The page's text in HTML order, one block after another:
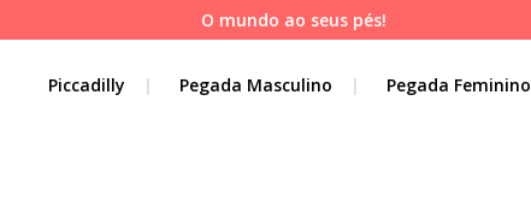
O mundo ao seus pés!
Piccadilly Pegada Masculino Pegada Feminino